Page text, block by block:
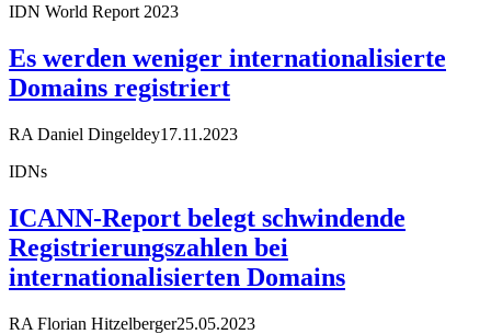
IDN World Report 2023
Es werden weniger internationalisierte
Domains registriert
RA Daniel Dingeldey17.11.2023
IDNs
ICANN-Report belegt schwindende
Registrierungszahlen bei
internationalisierten Domains
RA Florian Hitzelberger25.05.2023